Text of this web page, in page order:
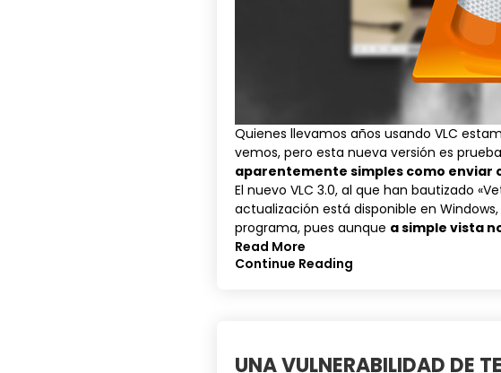
Quienes llevamos años usando VLC
vemos, pero esta nueva versión es
aparentemente simples como enviar
El nuevo VLC 3.0, al que han bautizado
actualización está disponible en
programa, pues aunque a simple vista
Read More
Continue Reading
UNA VULNERABILIDAD DE